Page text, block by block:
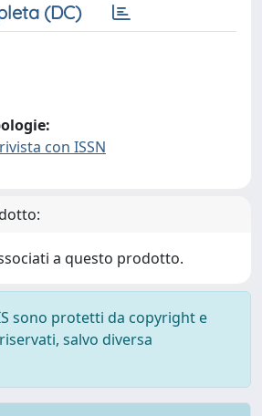
(DC)
con ISSN
a questo prodotto.
sono protetti da copyright e
salvo diversa